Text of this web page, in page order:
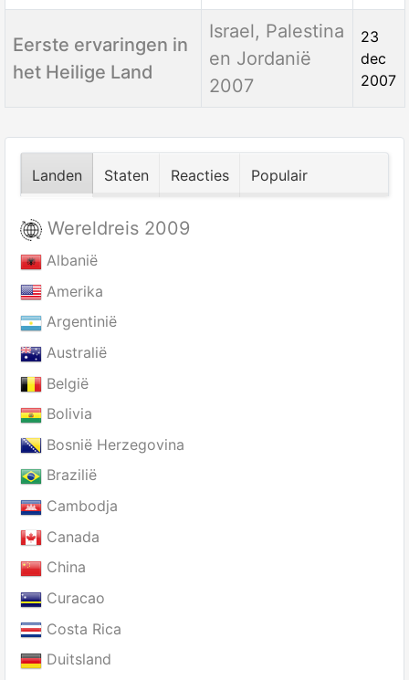
Eerste ervaringen in
het Heilige Land
Israel, Palestina
en Jordanië
2007
23
dec
2007
Landen Staten Reacties Populair
Wereldreis 2009
Albanië
Amerika
Argentinië
Australië
België
Bolivia
Bosnië Herzegovina
Brazilië
Cambodja
Canada
China
Curacao
Costa Rica
Duitsland